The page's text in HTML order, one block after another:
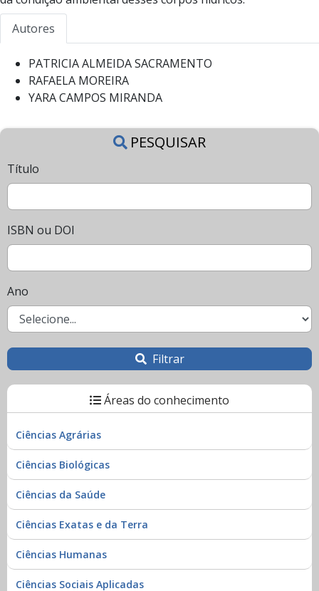
Autores
PATRICIA ALMEIDA SACRAMENTO
RAFAELA MOREIRA
YARA CAMPOS MIRANDA
PESQUISAR
Título
ISBN ou DOI
Ano
Filtrar
Áreas do conhecimento
Ciências Agrárias
Ciências Biológicas
Ciências da Saúde
Ciências Exatas e da Terra
Ciências Humanas
Ciências Sociais Aplicadas